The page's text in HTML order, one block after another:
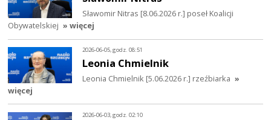
Sławomir Nitras [8.06.2026 r.] poseł Koalicji
Obywatelskiej » więcej
2026-06-05, godz. 08:51
Leonia Chmielnik
Leonia Chmielnik [5.06.2026 r.] rzeźbiarka »
więcej
2026-06-03, godz. 02:10